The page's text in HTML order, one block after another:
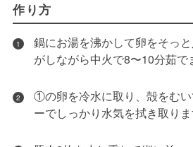
作り方
1
鍋にお湯を沸かして卵をそっ
がしながら中火で8〜10分茹で
2
①の卵を冷水に取り、殻をむ
ーでしっかり水気を拭き取りま